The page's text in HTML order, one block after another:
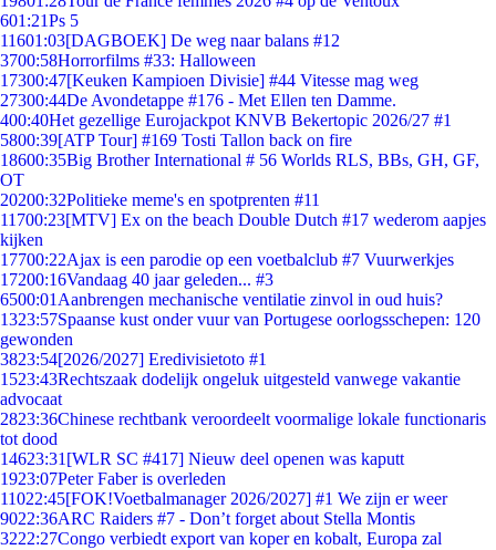
601:21Ps 5
11601:03[DAGBOEK] De weg naar balans #12
3700:58Horrorfilms #33: Halloween
17300:47[Keuken Kampioen Divisie] #44 Vitesse mag weg
27300:44De Avondetappe #176 - Met Ellen ten Damme.
400:40Het gezellige Eurojackpot KNVB Bekertopic 2026/27 #1
5800:39[ATP Tour] #169 Tosti Tallon back on fire
18600:35Big Brother International # 56 Worlds RLS, BBs, GH, GF,
OT
20200:32Politieke meme's en spotprenten #11
11700:23[MTV] Ex on the beach Double Dutch #17 wederom aapjes
kijken
17700:22Ajax is een parodie op een voetbalclub #7 Vuurwerkjes
17200:16Vandaag 40 jaar geleden... #3
6500:01 Aanbrengen mechanische ventilatie zinvol in oud huis?
1323:57Spaanse kust onder vuur van Portugese oorlogsschepen: 120
gewonden
3823:54[2026/2027] Eredivisietoto #1
1523:43Rechtszaak dodelijk ongeluk uitgesteld vanwege vakantie
advocaat
2823:36Chinese rechtbank veroordeelt voormalige lokale functionaris
tot dood
14623:31 [WLR SC #417] Nieuw deel openen was kaputt
1923:07Peter Faber is overleden
11022:45[FOK!Voetbalmanager 2026/2027] #1 We zijn er weer
9022:36ARC Raiders #7 - Don’t forget about Stella Montis
3222:27Congo verbiedt export van koper en kobalt, Europa zal